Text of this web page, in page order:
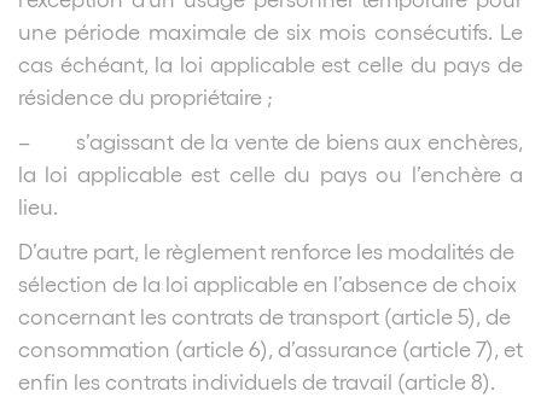
une période maximale de six mois consécutifs. Le
cas échéant, la loi applicable est celle du pays de
résidence du propriétaire ;
– s’agissant de la vente de biens aux enchères,
la loi applicable est celle du pays ou l’enchère a
lieu.
D’autre part, le règlement renforce les modalités de
sélection de la loi applicable en l’absence de choix
concernant les contrats de transport (article 5), de
consommation (article 6), d’assurance (article 7), et
enfin les contrats individuels de travail (article 8).